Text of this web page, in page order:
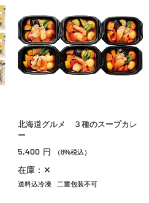
北海道グルメ ３種のスープカレ
ー
5,400 円 （8%税込）
在庫：✕
送料込冷凍 二重包装不可